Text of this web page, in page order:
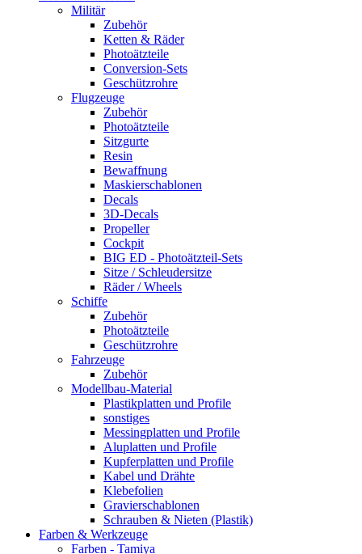
Militär
Zubehör
Ketten & Räder
Photoätzteile
Conversion-Sets
Geschützrohre
Flugzeuge
Zubehör
Photoätzteile
Sitzgurte
Resin
Bewaffnung
Maskierschablonen
Decals
3D-Decals
Propeller
Cockpit
BIG ED - Photoätzteil-Sets
Sitze / Schleudersitze
Räder / Wheels
Schiffe
Zubehör
Photoätzteile
Geschützrohre
Fahrzeuge
Zubehör
Modellbau-Material
Plastikplatten und Profile
sonstiges
Messingplatten und Profile
Aluplatten und Profile
Kupferplatten und Profile
Kabel und Drähte
Klebefolien
Gravierschablonen
Schrauben & Nieten (Plastik)
Farben & Werkzeuge
Farben - Tamiya